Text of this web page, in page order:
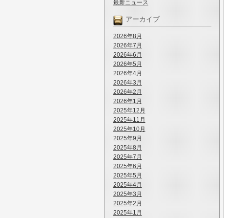
最新ニュース
アーカイブ
2026年8月
2026年7月
2026年6月
2026年5月
2026年4月
2026年3月
2026年2月
2026年1月
2025年12月
2025年11月
2025年10月
2025年9月
2025年8月
2025年7月
2025年6月
2025年5月
2025年4月
2025年3月
2025年2月
2025年1月